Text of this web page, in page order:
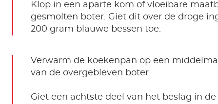
Klop in een aparte kom of vloeibare
gesmolten boter. Giet dit over de droge
200 gram blauwe bessen toe.
Verwarm de koekenpan op een
van de overgebleven boter.
Giet een achtste deel van het beslag in de